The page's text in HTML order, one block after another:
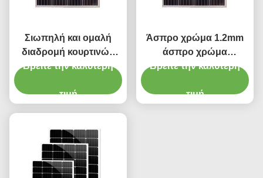
Σιωπηλή και ομαλή
διαδρομή κουρτινών
αργιλίου μήκους 6.7m
Βρείτε την καλύτερη
τιμή
Άσπρο χρώμα 1.2mm
άσπρο χρώμα
διαδρομής κουρτινών
6700mm
Βρείτε την καλύτερη
τιμή